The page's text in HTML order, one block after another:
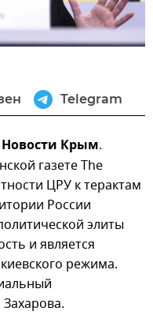
Telegram
Крым.
газете The
ЦРУ к терактам
России
элиты
и является
режима.